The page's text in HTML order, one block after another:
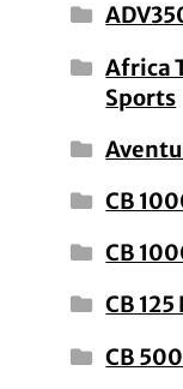
Africa
Sports
CB
CB
CB 125
CB